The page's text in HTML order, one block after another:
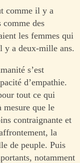
comme il y a
comme des
les femmes qui
y a deux-mille ans.
s’est
d’empathie.
tout ce qui
mesure que le
contraignante et
la
de peuple. Puis
notamment